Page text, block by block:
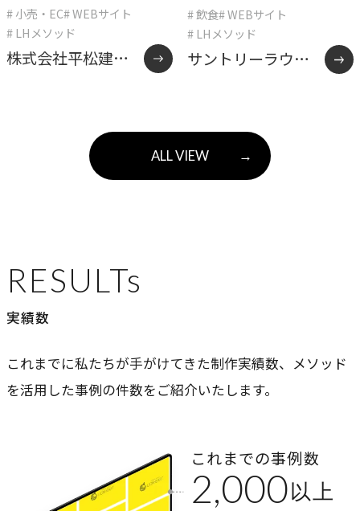
# 小売・EC# WEBサイト
# LHメソッド
株式会社平松建工
# 飲食# WEBサイト
# LHメソッド
サントリーラウン
ALL VIEW →
RESULTs
実績数
これまでに私たちが手がけてきた制作実績数、メソッド
を活用した事例の件数をご紹介いたします。
これまでの事例数
2,000以上